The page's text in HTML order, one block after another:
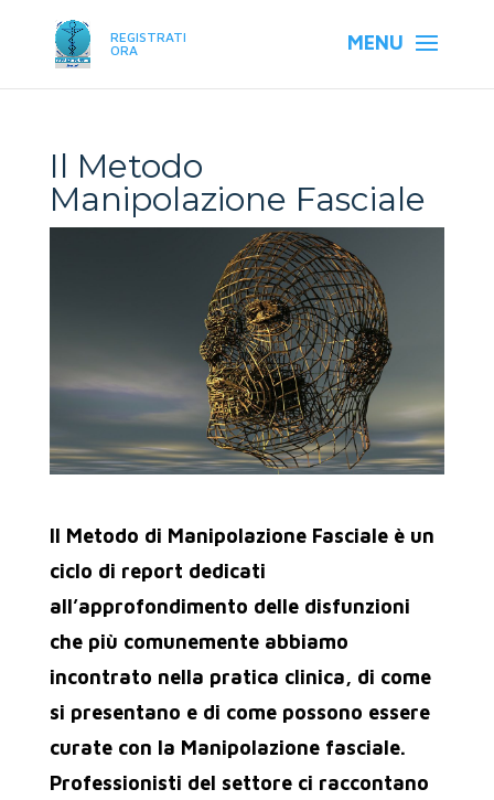
REGISTRATI
ORA
Il Metodo
Manipolazione Fasciale
Il Metodo di Manipolazione Fasciale è un
ciclo di report dedicati
all’approfondimento delle disfunzioni
che più comunemente abbiamo
incontrato nella pratica clinica, di come
si presentano e di come possono essere
curate con la Manipolazione fasciale.
Professionisti del settore ci raccontano